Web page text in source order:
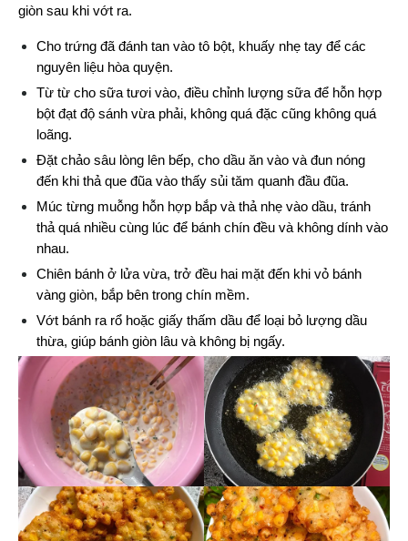
giòn sau khi vớt ra.
Cho trứng đã đánh tan vào tô bột, khuấy nhẹ tay để các
nguyên liệu hòa quyện.
Từ từ cho sữa tươi vào, điều chỉnh lượng sữa để hỗn hợp
bột đạt độ sánh vừa phải, không quá đặc cũng không quá
loãng.
Đặt chảo sâu lòng lên bếp, cho dầu ăn vào và đun nóng
đến khi thả que đũa vào thấy sủi tăm quanh đầu đũa.
Múc từng muỗng hỗn hợp bắp và thả nhẹ vào dầu, tránh
thả quá nhiều cùng lúc để bánh chín đều và không dính vào
nhau.
Chiên bánh ở lửa vừa, trở đều hai mặt đến khi vỏ bánh
vàng giòn, bắp bên trong chín mềm.
Vớt bánh ra rổ hoặc giấy thấm dầu để loại bỏ lượng dầu
thừa, giúp bánh giòn lâu và không bị ngấy.